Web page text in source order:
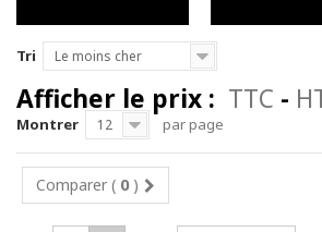
Tri Le moins cher
Afficher le prix : TTC -
Montrer 12 par page
Comparer ( 0 )